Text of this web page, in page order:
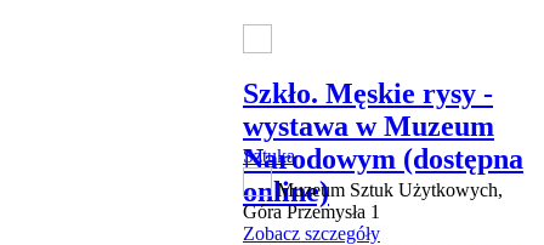
Szkło. Męskie rysy -
wystawa w Muzeum
Narodowym (dostępna
online)
Sztuka
Muzeum Sztuk Użytkowych,
Góra Przemysła 1
Zobacz szczegóły